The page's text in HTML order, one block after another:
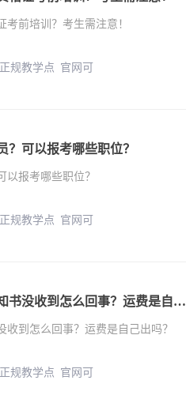
前培训？考生需注意！
规教学点 官网可
可以报考哪些职位？
报考哪些职位？
规教学点 官网可
2024年华中农业大学成考录取通知书没收到怎么回事？运费是自己出吗？
到怎么回事？运费是自己出吗？
规教学点 官网可